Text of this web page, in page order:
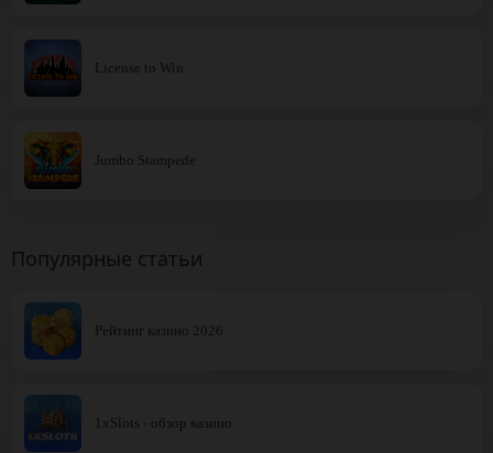
License to Win
Jumbo Stampede
Популярные статьи
Рейтинг казино 2026
1xSlots - обзор казино